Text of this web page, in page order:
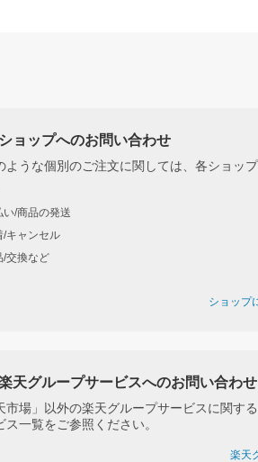
ショップへのお問い合わせ
ような個別のご注文に関しては、各ショッ
い/商品の発送
/キャンセル
/交換など
ショップ
天グループサービスへのお問い合わせ
市場」以外の楽天グループサービスに関す
ス一覧をご参照ください。
楽天